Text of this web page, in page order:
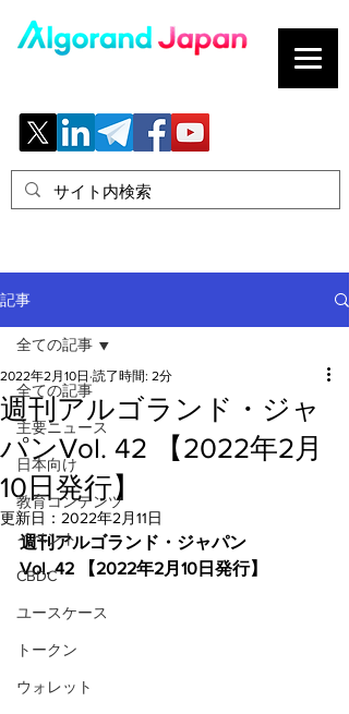
記事
全ての記事
主要ニュース
日本向け
教育コンテンツ
イベント
CBDC
ユースケース
トークン
ウォレット
全ての記事
週刊アルゴランド・ジャ
パンVol. 42 【2022年2月
10日発行】
2022年2月10日 読了時間: 2分
更新日： 2022年2月11日
週刊アルゴランド・ジャパン
Vol. 42 【2022年2月10日発行】